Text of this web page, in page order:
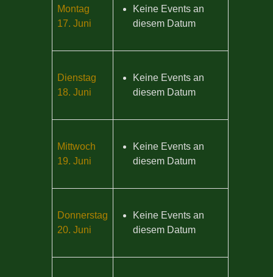
Montag
17. Juni
Keine Events an
diesem Datum
Dienstag
18. Juni
Keine Events an
diesem Datum
Mittwoch
19. Juni
Keine Events an
diesem Datum
Donnerstag
20. Juni
Keine Events an
diesem Datum